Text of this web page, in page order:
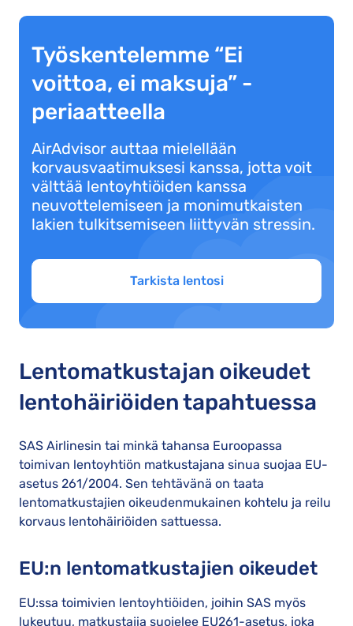
Työskentelemme “Ei
voittoa, ei maksuja” -
periaatteella
AirAdvisor auttaa mielellään
korvausvaatimuksesi kanssa, jotta voit
välttää lentoyhtiöiden kanssa
neuvottelemiseen ja monimutkaisten
lakien tulkitsemiseen liittyvän stressin.
Tarkista lentosi
Lentomatkustajan oikeudet
lentohäiriöiden tapahtuessa
SAS Airlinesin tai minkä tahansa Euroopassa
toimivan lentoyhtiön matkustajana sinua suojaa EU-
asetus 261/2004. Sen tehtävänä on taata
lentomatkustajien oikeudenmukainen kohtelu ja reilu
korvaus lentohäiriöiden sattuessa.
EU:n lentomatkustajien oikeudet
EU:ssa toimivien lentoyhtiöiden, joihin SAS myös
lukeutuu, matkustajia suojelee EU261-asetus, joka